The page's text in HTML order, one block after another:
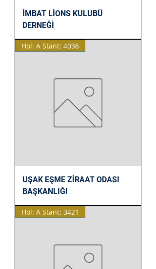
İMBAT LİONS KULUBÜ
DERNEĞİ
Hol: A Stant: 4036
UŞAK EŞME ZİRAAT ODASI
BAŞKANLIĞI
Hol: A Stant: 3421